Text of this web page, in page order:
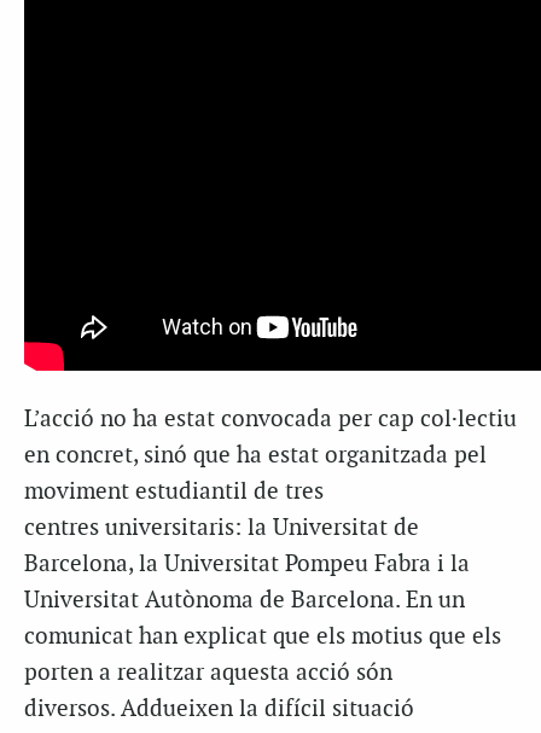
L’acció no ha estat convocada per cap col·lectiu
en concret, sinó que ha estat organitzada pel
moviment estudiantil de tres
centres universitaris: la Universitat de
Barcelona, la Universitat Pompeu Fabra i la
Universitat Autònoma de Barcelona. En un
comunicat han explicat que els motius que els
porten a realitzar aquesta acció són
diversos. Addueixen la difícil situació